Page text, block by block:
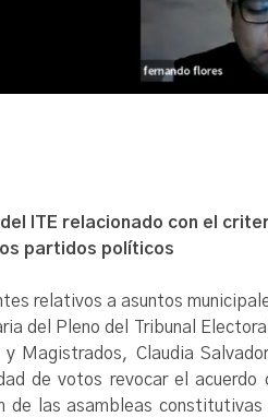
ITE relacionado con el
partidos políticos
relativos a asuntos
del Pleno del Tribunal
Magistrados, Claudia
de votos revocar el
de las asambleas